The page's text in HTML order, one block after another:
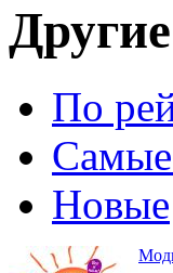
По
Новые